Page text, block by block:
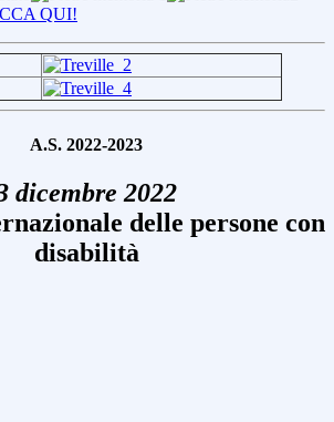
QUI!
A.S. 2022-2023
dicembre 2022
delle persone con
disabilità